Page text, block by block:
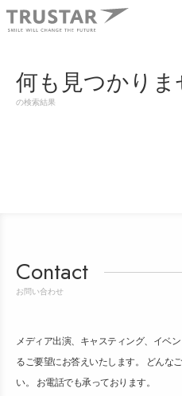
何も見つかり
の検索結果
Contact
お問い合わせ
メディア出演、キャスティング、イベ
るご要望にお答えいたします。 どんな
い。 お電話でも承っております。